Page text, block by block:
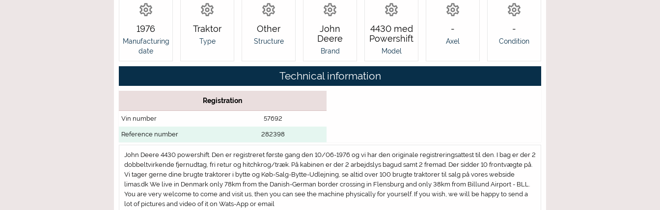
1976
Manufacturing
date
Traktor
Type
Other
Structure
John
Deere
Brand
4430 med
Powershift
Model
-
Axel
-
Condition
Technical information
Registration
Vin number 57692
Reference number 282398
John Deere 4430 powershift. Den er registreret første gang den 10/06-1976 og vi har den originale registreringsattest til den. I bag er der 2
dobbeltvirkende fjernudtag, fri retur og hitchkrog/træk. På kabinen er der 2 arbejdslys bagud samt 2 fremad. Der sidder 10 frontvægte på.
Vi tager gerne dine brugte traktorer i bytte og Køb-Salg-Bytte-Udlejning, se altid over 100 brugte traktorer til salg på vores webside
limas.dk We live in Denmark only 78km from the Danish-German border crossing in Flensburg and only 38km from Billund Airport - BLL.
You are very welcome to come and visit us, then you can see the machine physically for yourself. If you wish, we will be happy to send a
lot of pictures and video of it on Wats-App or email